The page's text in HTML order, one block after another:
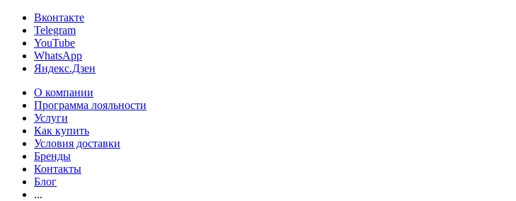
Вконтакте
Telegram
YouTube
WhatsApp
Яндекс.Дзен
О компании
Программа лояльности
Услуги
Как купить
Условия доставки
Бренды
Контакты
Блог
...